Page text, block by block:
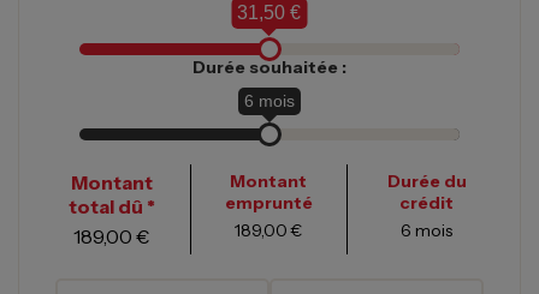
31,50 €
Durée souhaitée :
6 mois
Montant
total dû *
189,00 €
Montant
emprunté
189,00 €
Durée du
crédit
6 mois